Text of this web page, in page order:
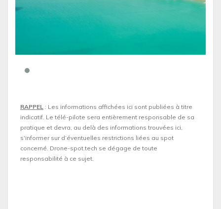
RAPPEL : Les informations affichées ici sont publiées à titre
indicatif. Le télé-pilote sera entièrement responsable de sa
pratique et devra, au delà des informations trouvées ici,
s'informer sur d’éventuelles restrictions liées au spot
concerné. Drone-spot.tech se dégage de toute
responsabilité à ce sujet.